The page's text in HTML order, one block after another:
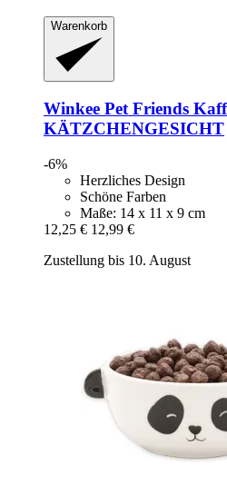
Warenkorb
Winkee Pet Friends
KÄTZCHENGESICHT
-6%
Herzliches Design
Schöne Farben
Maße: 14 x 11 x 9 cm
12,25 € 12,99 €
Zustellung bis 10. August